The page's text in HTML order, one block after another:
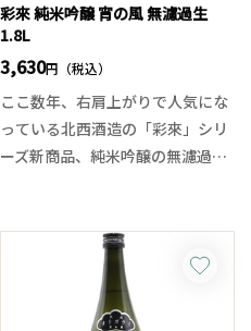
彩來 純米吟醸 宵の風 無濾過生
1.8L
3,630円（税込）
ここ数年、右肩上がりで人気にな
っている北西酒造の「彩來」シリ
ーズ新商品、純米吟醸の無濾過生
るならば、今回の無濾過生原酒は
勢いのある鮮やかさと可愛らしさ
のある酒質。開けたてにはフレッ
シュなガス感があり、エレガント